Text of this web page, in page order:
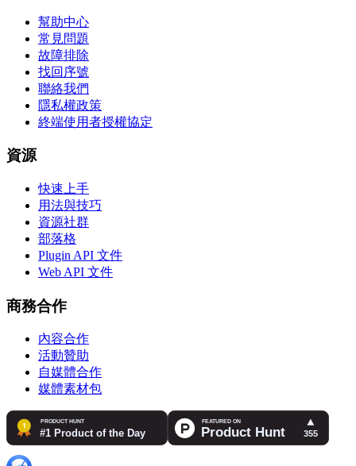
幫助中心
常見問題
故障排除
找回序號
聯絡我們
隱私權政策
終端使用者授權協定
資源
快速上手
用法與技巧
資源社群
部落格
Plugin API 文件
Web API 文件
商務合作
內容合作
活動贊助
自媒體合作
媒體素材包